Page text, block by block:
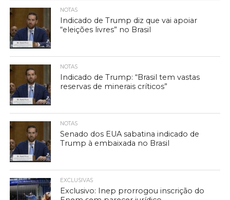
NOTAS
Indicado de Trump diz que vai apoiar
“eleições livres” no Brasil
NOTAS
Indicado de Trump: “Brasil tem vastas
reservas de minerais críticos”
NOTAS
Senado dos EUA sabatina indicado de
Trump à embaixada no Brasil
EXCLUSIVAS
Exclusivo: Inep prorrogou inscrição do